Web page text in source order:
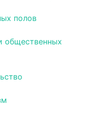
полов
общественных